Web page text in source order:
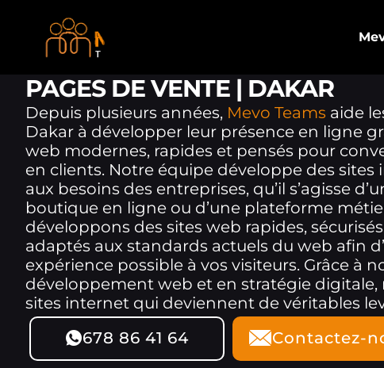
PAGES DE VENTE | DAKAR
Depuis plusieurs années, Mevo Teams aide
Dakar à développer leur présence en ligne
web modernes, rapides et pensés pour
en clients. Notre équipe développe des sites
aux besoins des entreprises, qu’il s’agisse
boutique en ligne ou d’une plateforme
développons des sites web rapides,
adaptés aux standards actuels du web afin
expérience possible à vos visiteurs. Grâce à
développement web et en stratégie digitale,
sites internet qui deviennent de véritables
678 86 41 64
Contactez-